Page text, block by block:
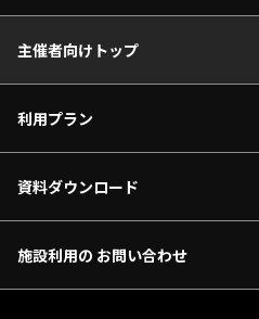
パーク
主催者向けトップ
利用プラン
資料ダウンロード
施設利用の お問い合わせ